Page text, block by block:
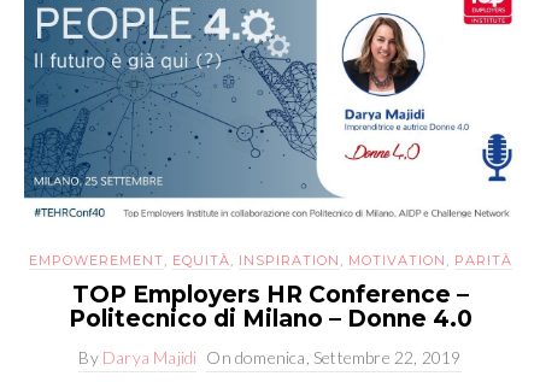
EMPOWEREMENT EQUITÀ INSPIRATION MOTIVATION PARITÀ
TOP Employers HR Conference –
Politecnico di Milano – Donne 4.0
By Darya Majidi On domenica, Settembre 22, 2019